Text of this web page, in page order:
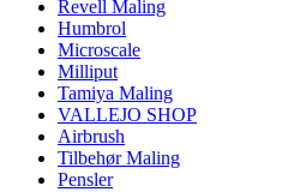
Revell Maling
Humbrol
Microscale
Milliput
Tamiya Maling
VALLEJO SHOP
Airbrush
Tilbehør Maling
Pensler